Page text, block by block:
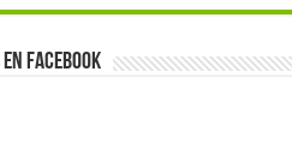
Facebook